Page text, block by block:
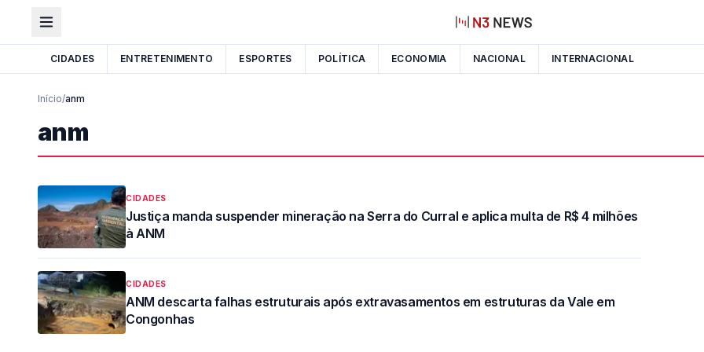
CIDADES ENTRETENIMENTO ESPORTES POLÍTICA ECONOMIA NACIONAL INTERNACIONAL
Início/anm
anm
CIDADES
Justiça manda suspender mineração na Serra do Curral e aplica multa de R$ 4 milhões
à ANM
CIDADES
ANM descarta falhas estruturais após extravasamentos em estruturas da Vale em
Congonhas